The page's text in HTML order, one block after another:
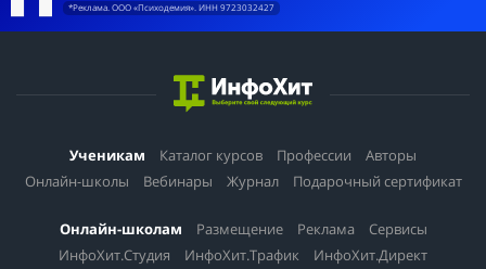
*Реклама. ООО «Психодемия». ИНН 9723032427
Ученикам Каталог курсов Профессии
Авторы
Онлайн-школы
Вебинары Журнал Подарочный сертификат
Онлайн-школам Размещение Реклама
Сервисы
ИнфоХит.Студия
ИнфоХит.Трафик
ИнфоХит.Директ